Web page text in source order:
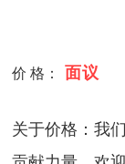
价 格： 面议
关于价格：我